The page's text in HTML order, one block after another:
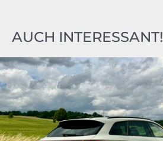
AUCH INTERESSANT!